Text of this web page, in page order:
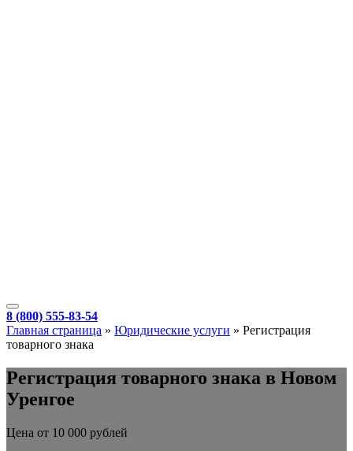
8 (800) 555-83-54
Главная страница » Юридические услуги » Регистрация
товарного знака
Регистрация товарного знака в Новом
Уренгое
Цена от 10 000 рублей